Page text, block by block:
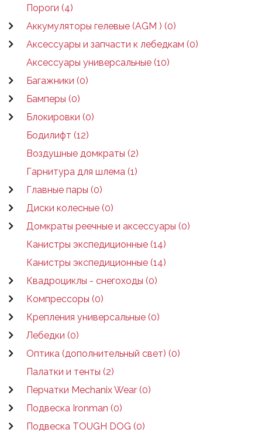
Пороги (4)
Аккумуляторы гелевые (AGM ) (0)
Аксессуары и запчасти к лебедкам (0)
Аксессуары универсальные (10)
Багажники (0)
Бамперы (0)
Блокировки (0)
Бодилифт (12)
Воздушные домкраты (2)
Гарнитура для шлема (1)
Главные пары (0)
Диски колесные (0)
Домкраты реечные и аксессуары (0)
Канистры экспедиционные (14)
Канистры экспедиционные (14)
Квадроциклы - снегоходы (0)
Компрессоры (0)
Крепления универсальные (0)
Лебедки (0)
Оптика (дополнительный свет) (0)
Палатки и тенты (2)
Перчатки Mechanix Wear (0)
Подвеска Ironman (0)
Подвеска TOUGH DOG (0)